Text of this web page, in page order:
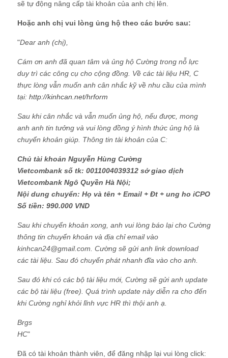
sẽ tự động nâng cấp tài khoản của anh chị lên.
Hoặc anh chị vui lòng ủng hộ theo các bước sau:
"Dear anh (chị),
Cám ơn anh đã quan tâm và ủng hộ Cường trong nỗ lực
duy trì các công cụ cho cộng đồng. Về các tài liệu HR, C
thực lòng vẫn muốn anh cân nhắc kỹ về nhu cầu của mình
tại: http://kinhcan.net/hrform
Sau khi cân nhắc và vẫn muốn ủng hộ, nếu được, mong
anh anh tin tưởng và vui lòng đồng ý hình thức ủng hộ là
chuyển khoản giúp. Thông tin tài khoản của C:
Chủ tài khoản Nguyễn Hùng Cường
Vietcombank số tk: 0011004039312 sở giao dịch
Vietcombank Ngô Quyền Hà Nội;
Nội dung chuyển: Họ và tên + Email + Đt + ung ho iCPO
Số tiền: 990.000 VND
Sau khi chuyển khoản xong, anh vui lòng báo lại cho Cường
thông tin chuyển khoản và địa chỉ email vào
kinhcan24@gmail.com. Cường sẽ gửi anh link download
các tài liệu. Sau đó chuyển phát nhanh đĩa vào cho anh.
Sau đó khi có các bộ tài liệu mới, Cường sẽ gửi anh update
các bộ tài liệu (free). Quá trình update này diễn ra cho đến
khi Cường nghỉ khỏi lĩnh vực HR thì thội anh ạ.
Brgs
HC"
Đã có tài khoản thành viên, để đăng nhập lại vui lòng click: